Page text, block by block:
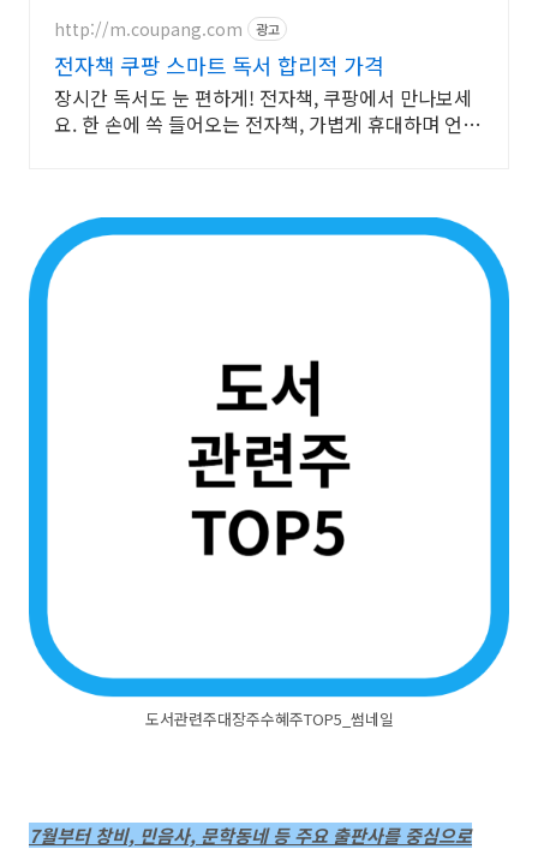
http://m.coupang.com 광고
전자책 쿠팡 스마트 독서 합리적 가격
장시간 독서도 눈 편하게! 전자책, 쿠팡에서 만나보세
요. 한 손에 쏙 들어오는 전자책, 가볍게 휴대하며 언제
도서관련주대장주수혜주TOP5_썸네일
7월부터 창비, 민음사, 문학동네 등 주요 출판사를 중심으로